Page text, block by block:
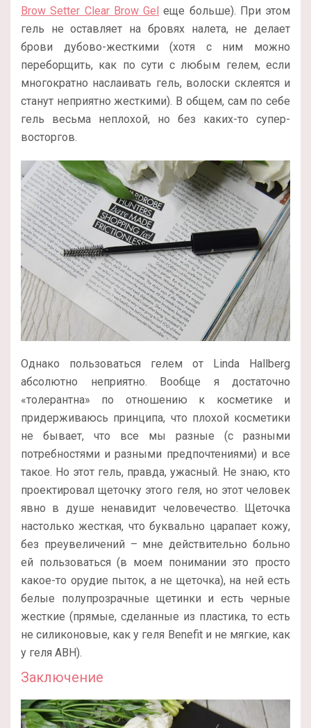
Brow Setter Clear Brow Gel еще больше). При этом
гель не оставляет на бровях налета, не делает
брови дубово-жесткими (хотя с ним можно
переборщить, как по сути с любым гелем, если
многократно наслаивать гель, волоски склеятся и
станут неприятно жесткими). В общем, сам по себе
гель весьма неплохой, но без каких-то супер-
восторгов.
Однако пользоваться гелем от Linda Hallberg
абсолютно неприятно. Вообще я достаточно
«толерантна» по отношению к косметике и
придерживаюсь принципа, что плохой косметики
не бывает, что все мы разные (с разными
потребностями и разными предпочтениями) и все
такое. Но этот гель, правда, ужасный. Не знаю, кто
проектировал щеточку этого геля, но этот человек
явно в душе ненавидит человечество. Щеточка
настолько жесткая, что буквально царапает кожу,
без преувеличений – мне действительно больно
ей пользоваться (в моем понимании это просто
какое-то орудие пыток, а не щеточка), на ней есть
белые полупрозрачные щетинки и есть черные
жесткие (прямые, сделанные из пластика, то есть
не силиконовые, как у геля Benefit и не мягкие, как
у геля ABH).
Заключение